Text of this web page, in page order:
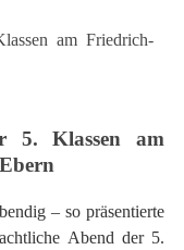
5. Klassen am
– so präsentierte
Abend der 5.